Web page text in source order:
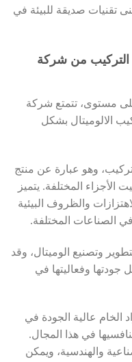
تقنيات صديقة للبيئة في
التركيب من شركة
مستوى، تتمتع شركة
الالوميتال بشكل
وهو عبارة عن منتج
الأجزاء المختلفة. يتميز
والظروف البيئية
في الصناعات المختلفة.
وتصنيع الوميتال، وقد
وفعاليتها في
الخام عالية الجودة في
في هذا المجال.
والهندسية، ويمكن